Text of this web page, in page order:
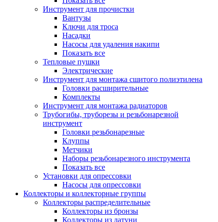
Инструмент для прочистки
Вантузы
Ключи для троса
Насадки
Насосы для удаления накипи
Показать все
Тепловые пушки
Электрические
Инструмент для монтажа сшитого полиэтилена
Головки расширительные
Комплекты
Инструмент для монтажа радиаторов
Трубогибы, труборезы и резьбонарезной
инструмент
Головки резьбонарезные
Клуппы
Метчики
Наборы резьбонарезного инструмента
Показать все
Установки для опрессовки
Насосы для опрессовки
Коллекторы и коллекторные группы
Коллекторы распределительные
Коллекторы из бронзы
Коллекторы из латуни